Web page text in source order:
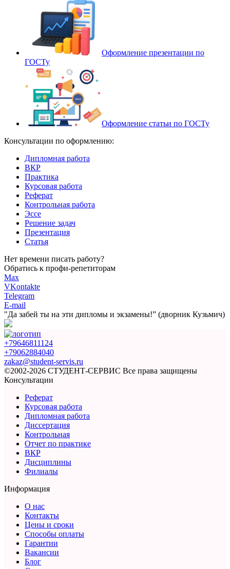
Оформление презентации по
ГОСТу
Оформление статьи по ГОСТу
Консультации по оформлению:
Дипломная работа
ВКР
Практика
Курсовая работа
Реферат
Контрольная работа
Эссе
Решение задач
Презентация
Статья
Нет времени писать работу?
Обратись к профи-репетиторам
Max
VKontakte
Telegram
E-mail
"Да забей ты на эти дипломы и экзамены!” (дворник Кузьмич)
+79646811124
+79062884040
zakaz@student-servis.ru
©2002-2026 СТУДЕНТ-СЕРВИС Все права защищены
Консультации
Реферат
Курсовая работа
Дипломная работа
Диссертация
Контрольная
Отчет по практике
ВКР
Дисциплины
Филиалы
Информация
О нас
Контакты
Цены и сроки
Способы оплаты
Гарантии
Вакансии
Блог